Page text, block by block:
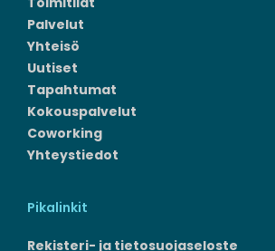
Palvelut
Yhteisö
Uutiset
Tapahtumat
Kokouspalvelut
Coworking
Yhteystiedot
Pikalinkit
Rekisteri- ja tietosuojaseloste